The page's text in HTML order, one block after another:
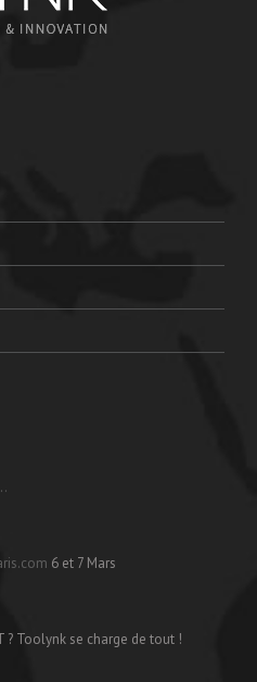
6 et 7 Mars
? Toolynk se charge de tout !